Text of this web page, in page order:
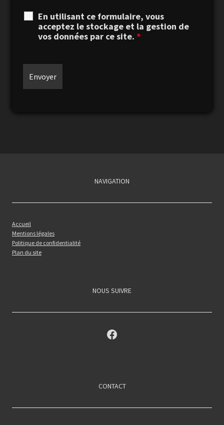
En utilisant ce formulaire, vous
acceptez le stockage et la gestion de
vos données par ce site. *
NAVIGATION
Accueil
Mentions légales
Politique de confidentialité
Plan du site
NOUS SUIVRE
Facebook
CONTACT